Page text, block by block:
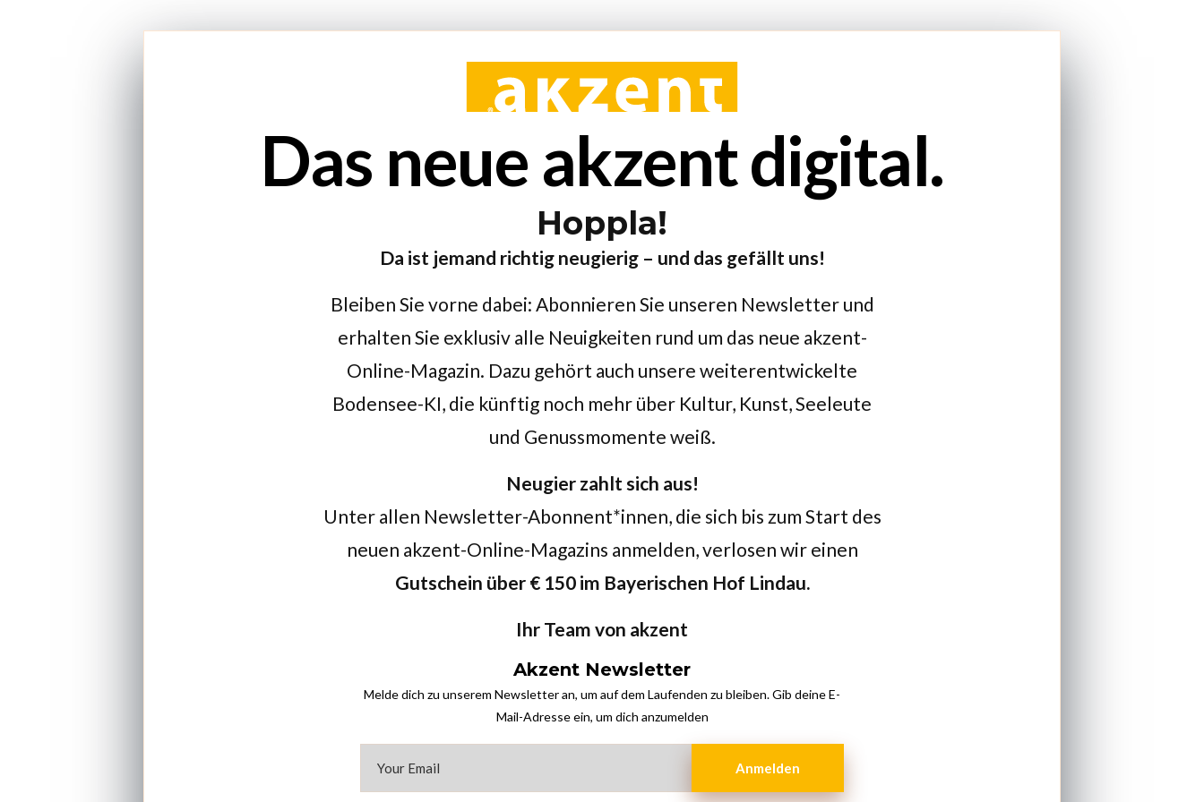
Das neue akzent digital.
Hoppla!
Da ist jemand richtig neugierig – und das gefällt uns!
Bleiben Sie vorne dabei: Abonnieren Sie unseren Newsletter und
erhalten Sie exklusiv alle Neuigkeiten rund um das neue akzent-
Online-Magazin. Dazu gehört auch unsere weiterentwickelte
Bodensee-KI, die künftig noch mehr über Kultur, Kunst, Seeleute
und Genussmomente weiß.
Neugier zahlt sich aus!
Unter allen Newsletter-Abonnent*innen, die sich bis zum Start des
neuen akzent-Online-Magazins anmelden, verlosen wir einen
Gutschein über € 150 im Bayerischen Hof Lindau.
Ihr Team von akzent
Akzent Newsletter
Melde dich zu unserem Newsletter an, um auf dem Laufenden zu bleiben. Gib deine E-
Mail-Adresse ein, um dich anzumelden
Anmelden